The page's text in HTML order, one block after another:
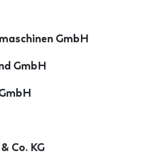
GmbH
GmbH
Co. KG